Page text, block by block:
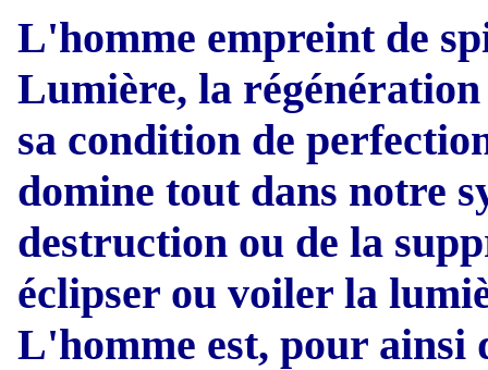
L'homme empreint de
Lumière, la
sa condition de
domine tout dans notre
destruction ou de la
éclipser ou voiler la
L'homme est, pour ainsi